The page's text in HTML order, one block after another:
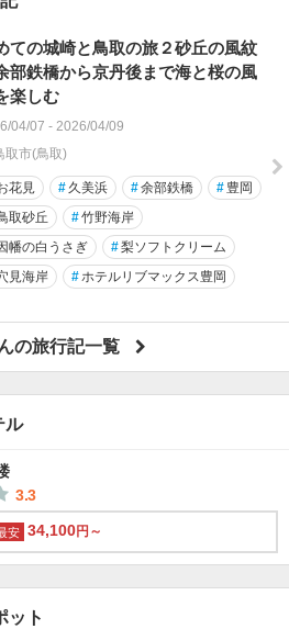
ての城崎と鳥取の旅２砂丘の風紋
部鉄橋から京丹後まで海と桜の風
楽しむ
04/07 - 2026/04/09
取市(鳥取)
花見 # 久美浜 #余部鉄橋 # 豊岡
取砂丘 #竹野海岸
幡の白うさぎ #梨ソフトクリーム
見海岸 # ホテルリブマックス豊岡
の旅行記一覧
ル
3.3
安 34,100円～
ット